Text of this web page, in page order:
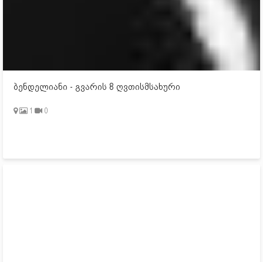
ბენდელიანი - გვარის 8 ღვთისმსახური
1 0